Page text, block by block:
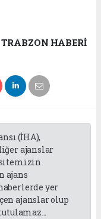
TRABZON HABERİ
(İHA),
ajanslar
sitemizin
ajans
yer
ajanslar olup